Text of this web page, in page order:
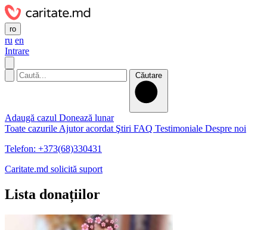
ro
ru en
Intrare
Căutare
Adaugă cazul Donează lunar
Toate cazurile Ajutor acordat Ştiri FAQ Testimoniale Despre noi
Telefon: +373(68)330431
Caritate.md solicită suport
Lista donațiilor